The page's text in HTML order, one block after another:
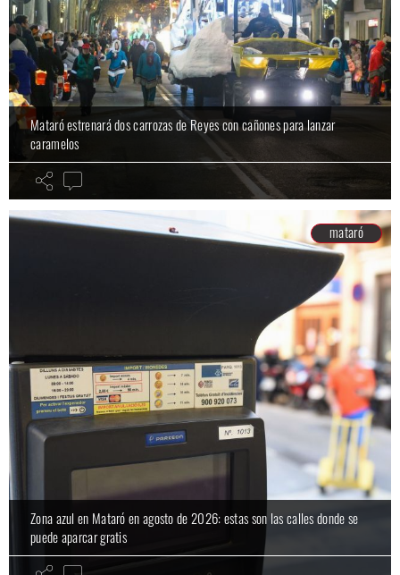
Mataró estrenará dos carrozas de Reyes con cañones para lanzar
caramelos
mataró
Zona azul en Mataró en agosto de 2026: estas son las calles donde se
puede aparcar gratis